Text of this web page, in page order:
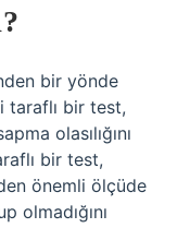
bir yönde
taraflı bir test,
olasılığını
bir test,
önemli ölçüde
olmadığını